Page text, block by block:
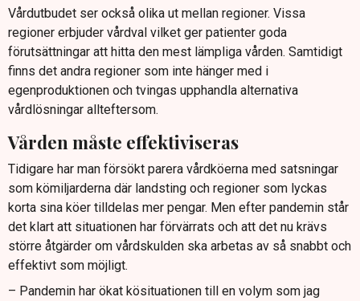
Vårdutbudet ser också olika ut mellan regioner. Vissa
regioner erbjuder vårdval vilket ger patienter goda
förutsättningar att hitta den mest lämpliga vården. Samtidigt
finns det andra regioner som inte hänger med i
egenproduktionen och tvingas upphandla alternativa
vårdlösningar allteftersom.
Vården måste effektiviseras
Tidigare har man försökt parera vårdköerna med satsningar
som kömiljarderna där landsting och regioner som lyckas
korta sina köer tilldelas mer pengar. Men efter pandemin står
det klart att situationen har förvärrats och att det nu krävs
större åtgärder om vårdskulden ska arbetas av så snabbt och
effektivt som möjligt.
– Pandemin har ökat kösituationen till en volym som jag